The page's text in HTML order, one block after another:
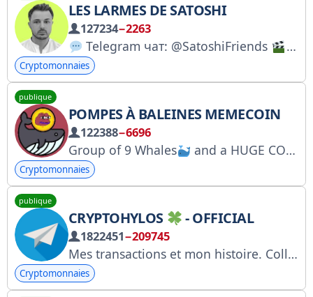
LES LARMES DE SATOSHI
127234−2263
Telegram чат: @SatoshiFriends
Cryptomonnaies
publique
POMPES À BALEINES MEMECOIN
122388−6696
Group of 9 Whales and a HUGE COMMUNITY that PUMP MemeCoins 25x+ On Solana
Cryptomonnaies
publique
CRYPTOHYLOS - OFFICIAL
1822451−209745
Mes transactions et mon histoire. Collaboration : @Agelta
Cryptomonnaies